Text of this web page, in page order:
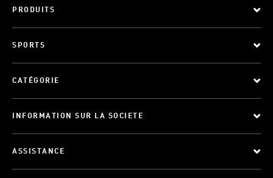
PRODUITS
SPORTS
CATÉGORIE
INFORMATION SUR LA SOCIETE
ASSISTANCE